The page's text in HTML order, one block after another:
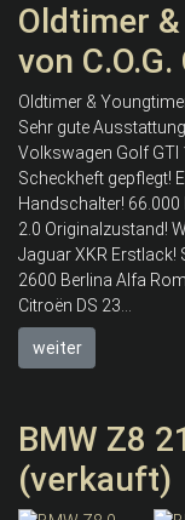
Oldtimer
von
Oldtimer &
Sehr gute
Volkswagen Golf GTI
Scheckheft gepflegt!
Handschalter!
2.0 Originalzustand!
Jaguar XKR Erstlack!
2600 Berlina Alfa
Citroën DS 23...
weiter
BMW Z8
(verkauft)